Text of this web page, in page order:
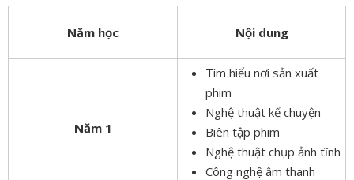
Năm học Nội dung
Năm 1
Tìm hiểu nơi sản xuất
phim
Nghệ thuật kể chuyện
Biên tập phim
Nghệ thuật chụp ảnh tĩnh
Công nghệ âm thanh